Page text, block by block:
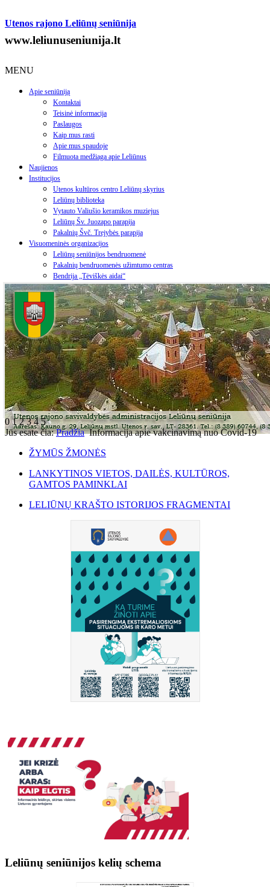
Utenos rajono Leliūnų seniūnija
www.leliunuseniunija.lt
MENU
Apie seniūniją
Kontaktai
Teisinė informacija
Paslaugos
Kaip mus rasti
Apie mus spaudoje
Filmuota medžiaga apie Leliūnus
Naujienos
Institucijos
Utenos kultūros centro Leliūnų skyrius
Leliūnų biblioteka
Vytauto Valiušio keramikos muziejus
Leliūnų Šv. Juozapo parapija
Pakalnių Švč. Trejybės parapija
Visuomeninės organizacijos
Leliūnų seniūnijos bendruomenė
Pakalnių bendruomenės užimtumo centras
Bendrija „Tėviškės aidai“
012345
Jūs esate čia:Pradžia Informacija apie vakcinavimą nuo Covid-19
ŽYMŪS ŽMONĖS
LANKYTINOS VIETOS, DAILĖS, KULTŪROS,
GAMTOS PAMINKLAI
LELIŪNŲ KRAŠTO ISTORIJOS FRAGMENTAI
Leliūnų seniūnijos kelių schema